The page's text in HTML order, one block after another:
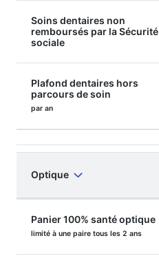
Soins dentaires non
remboursés par la Sécurité
sociale
Plafond dentaires hors
parcours de soin
par an
Optique
Panier 100% santé optique
limité à une paire tous les 2 ans